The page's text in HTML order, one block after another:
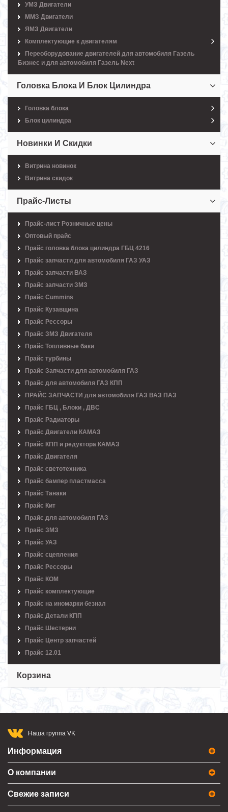
УМЗ Двигатели
ММЗ Двигатели
ЯМЗ Двигатели
Комплектующие к двигателям
Переоборудование двигателей для автомобиля Газель
Бизнес и для автомобиля Газель Next
Головка Блока И Блок Цилиндра
Головка блока
Блок цилиндра
Новинки И Скидки
Витрина новинок
Витрина скидок
Прайс-Листы
Прайс-лист Розничные цены
Оптовый прайс
Прайс головка блока цилиндра ГБЦ 4216
Прайс запчасти для автомобиля ГАЗ УАЗ
Прайс запчасти ВАЗ
Прайс запчасти ЗМЗ
Прайс Cummins
Прайс Кузавщина
Прайс Рессоры
Прайс ЗМЗ Двигателя
Прайс Топливные баки
Прайс турбины
Прайс Запчасти для автомобиля ГАЗ
Прайс для автомобиля ГАЗ КПП
ПРАЙС ЗАПЧАСТИ для автомобиля ГАЗ ВАЗ ПАЗ
Прайс ГБЦ , Блоки , ДВС
Прайс Радиаторы
Прайс Двигатели КАМАЗ
Прайс КПП и редуктора КАМАЗ
Прайс Двигателя
Прайс светотехника
Прайс бампер пластмасса
Прайс Танаки
Прайс Кит
Прайс для автомобиля ГАЗ
Прайс ЗМЗ
Прайс УАЗ
Прайс сцепления
Прайс Рессоры
Прайс КОМ
Прайс комплектующие
Прайс на иномарки безнал
Прайс Детали КПП
Прайс Шестерни
Прайс Центр запчастей
Прайс 12.01
Корзина
Наша группа VK
Информация
О компании
Свежие записи